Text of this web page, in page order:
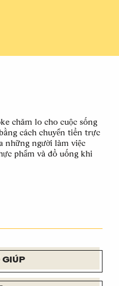
chăm lo cho cuộc sống
cách chuyển tiền trực
những người làm việc
phẩm và đồ uống khi
GIÚP